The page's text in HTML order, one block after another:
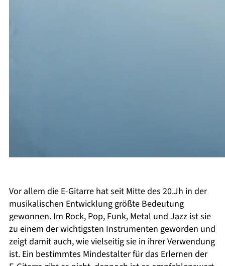
Vor allem die E-Gitarre hat seit Mitte des 20.Jh in der
musikalischen Entwicklung größte Bedeutung
gewonnen. Im Rock, Pop, Funk, Metal und Jazz ist sie
zu einem der wichtigsten Instrumenten geworden und
zeigt damit auch, wie vielseitig sie in ihrer Verwendung
ist. Ein bestimmtes Mindestalter für das Erlernen der